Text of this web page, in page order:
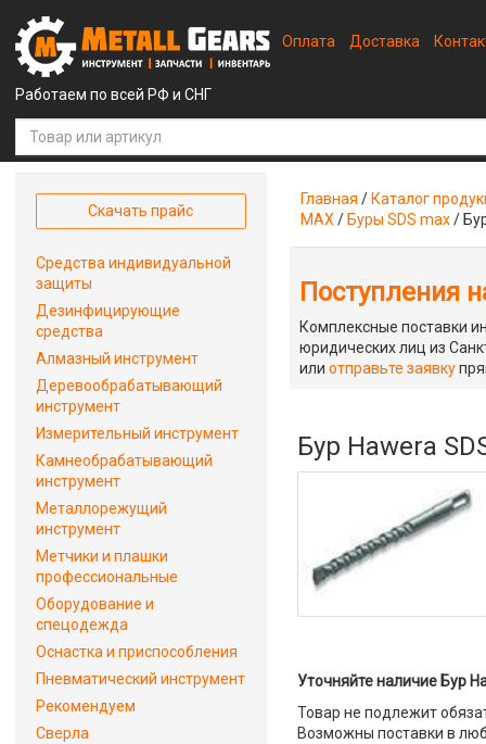
Работаем по всей РФ и СНГ
Оплата Доставка
Главная / Каталог
MAX / Буры SDS max/
Поступления
Комплексные поставки
юридических лиц из
илиотправьте заявку
Бур Hawera
Уточняйте наличие Бур
Товар не подлежит
Возможны поставки в
Скачать прайс
Средства индивидуальной
защиты
Дезинфицирующие
средства
Алмазный инструмент
Деревообрабатывающий
инструмент
Измерительный инструмент
Камнеобрабатывающий
инструмент
Металлорежущий
инструмент
Метчики и плашки
профессиональные
Оборудование и
спецодежда
Оснастка и приспособления
Пневматический инструмент
Рекомендуем
Сверла